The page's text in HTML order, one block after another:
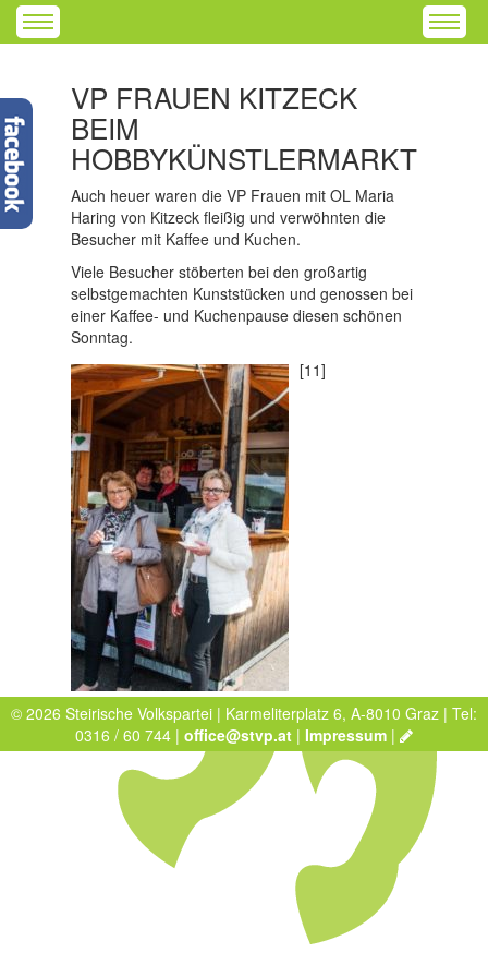
VP FRAUEN KITZECK
BEIM
HOBBYKÜNSTLERMARKT
Auch heuer waren die VP Frauen mit OL Maria
Haring von Kitzeck fleißig und verwöhnten die
Besucher mit Kaffee und Kuchen.
Viele Besucher stöberten bei den großartig
selbstgemachten Kunststücken und genossen bei
einer Kaffee- und Kuchenpause diesen schönen
Sonntag.
[11]
© 2026 Steirische Volkspartei | Karmeliterplatz 6, A-8010 Graz | Tel:
0316 / 60 744 | office@stvp.at | Impressum |